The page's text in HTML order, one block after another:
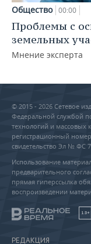
Общество 00:00
Проблемы с
земельных
Мнение эксперта
© 2015 - 2026 Сетевое
Федеральной службой
технологий и массовых
регистрационный
свидетельство Эл № ФС
Использование
предварительного
прямая гиперссылка
воспроизведении
18+
РЕДАКЦИЯ